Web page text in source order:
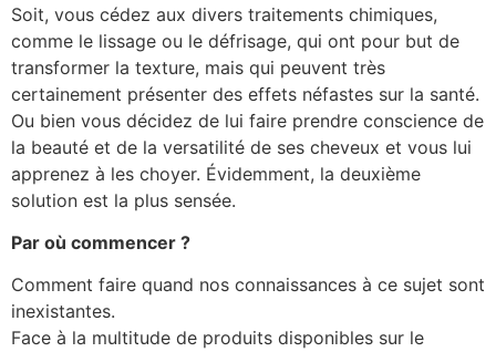
Soit, vous cédez aux divers traitements chimiques,
comme le lissage ou le défrisage, qui ont pour but de
transformer la texture, mais qui peuvent très
certainement présenter des effets néfastes sur la santé.
Ou bien vous décidez de lui faire prendre conscience de
la beauté et de la versatilité de ses cheveux et vous lui
apprenez à les choyer. Évidemment, la deuxième
solution est la plus sensée.
Par où commencer ?
Comment faire quand nos connaissances à ce sujet sont
inexistantes.
Face à la multitude de produits disponibles sur le